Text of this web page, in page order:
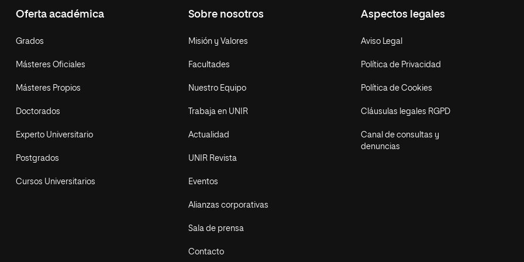
Oferta académica
Grados
Másteres Oficiales
Másteres Propios
Doctorados
Experto Universitario
Postgrados
Cursos Universitarios
Sobre nosotros
Misión y Valores
Facultades
Nuestro Equipo
Trabaja en UNIR
Actualidad
UNIR Revista
Eventos
Alianzas corporativas
Sala de prensa
Contacto
Aspectos legales
Aviso Legal
Política de Privacidad
Política de Cookies
Cláusulas legales RGPD
Canal de consultas y
denuncias